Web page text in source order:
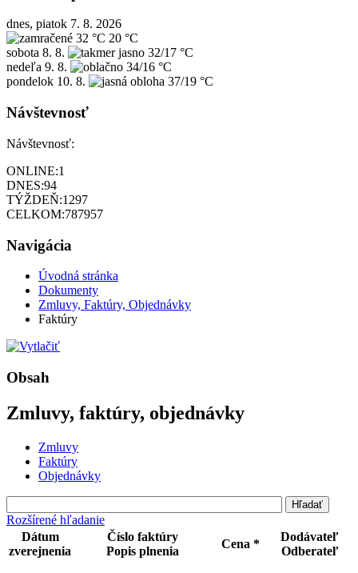
dnes, piatok 7. 8. 2026
32 °C 20 °C
sobota 8. 8.
32/17 °C
nedeľa 9. 8.
34/16 °C
pondelok 10. 8. 37/19 °C
Návštevnosť
Návštevnosť:
ONLINE:1
DNES:94
TÝŽDEŇ:1297
CELKOM:787957
Navigácia
Úvodná stránka
Dokumenty
Zmluvy, Faktúry, Objednávky
Faktúry
Obsah
Zmluvy, faktúry, objednávky
Zmluvy
Faktúry
Objednávky
Rozšírené hľadanie
Dátum
zverejnenia
Číslo faktúry
Popis plnenia
Cena *
Dodávateľ
Odberateľ